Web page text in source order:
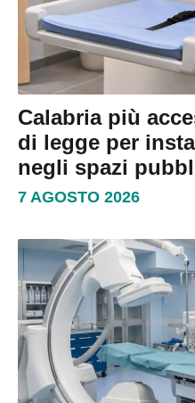
Calabria più
di legge per
negli spazi
7 AGOSTO 2026